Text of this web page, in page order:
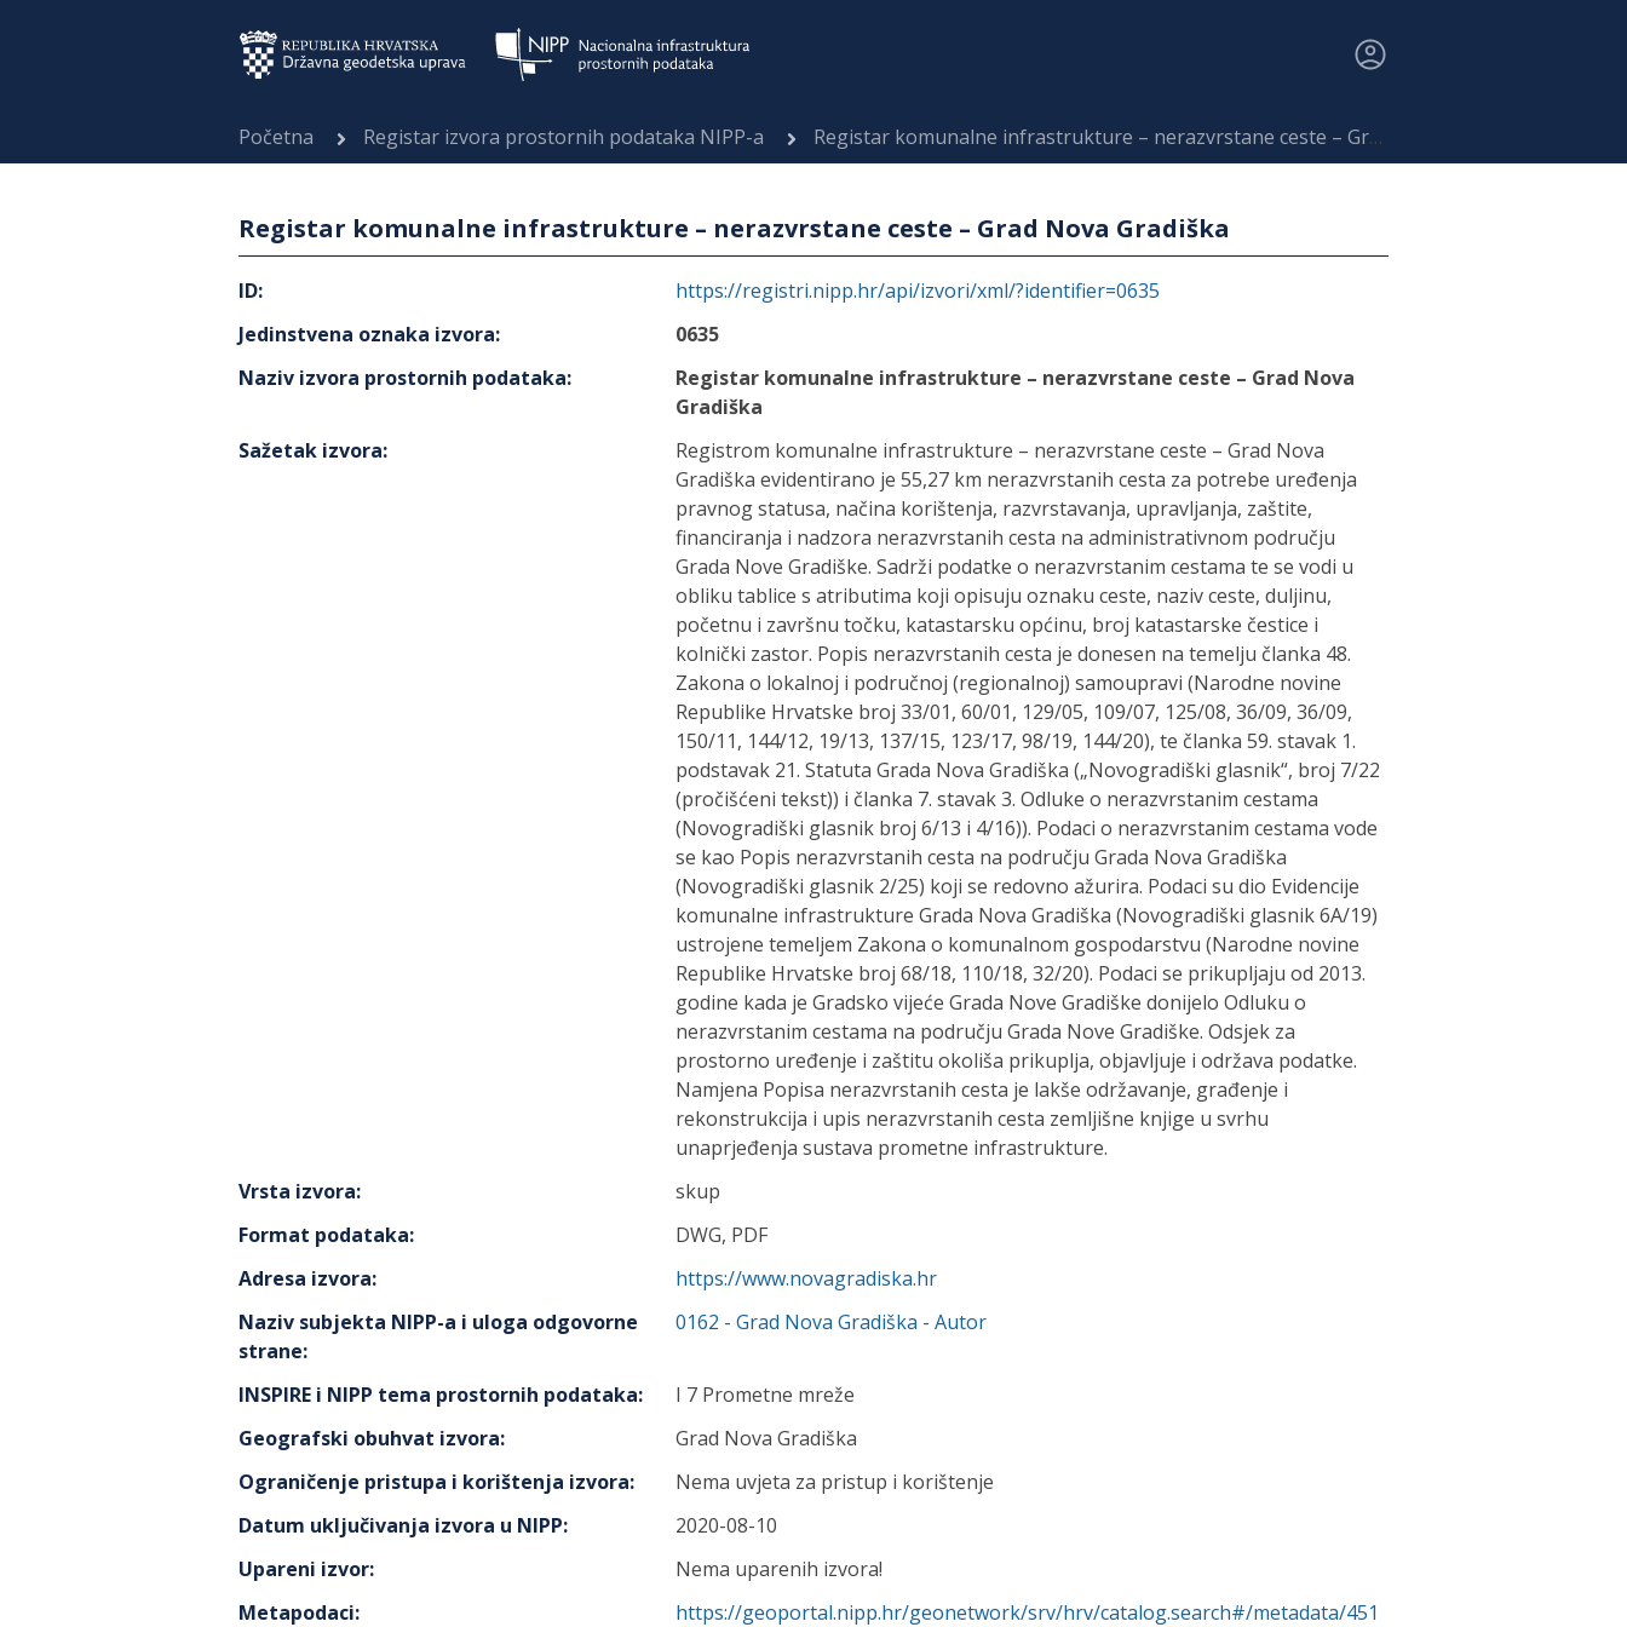
Početna Registar izvora prostornih podataka NIPP-a Registar komunalne infrastrukture – nerazvrstane ceste – Grad Nova Gradiška
Registar komunalne infrastrukture – nerazvrstane ceste – Grad Nova Gradiška
ID:
https://registri.nipp.hr/api/izvori/xml/?identifier=0635
Jedinstvena oznaka izvora:
0635
Naziv izvora prostornih podataka:
Registar komunalne infrastrukture – nerazvrstane ceste – Grad Nova
Gradiška
Sažetak izvora:
Registrom komunalne infrastrukture – nerazvrstane ceste – Grad Nova
Gradiška evidentirano je 55,27 km nerazvrstanih cesta za potrebe uređenja
pravnog statusa, načina korištenja, razvrstavanja, upravljanja, zaštite,
financiranja i nadzora nerazvrstanih cesta na administrativnom području
Grada Nove Gradiške. Sadrži podatke o nerazvrstanim cestama te se vodi u
obliku tablice s atributima koji opisuju oznaku ceste, naziv ceste, duljinu,
početnu i završnu točku, katastarsku općinu, broj katastarske čestice i
kolnički zastor. Popis nerazvrstanih cesta je donesen na temelju članka 48.
Zakona o lokalnoj i područnoj (regionalnoj) samoupravi (Narodne novine
Republike Hrvatske broj 33/01, 60/01, 129/05, 109/07, 125/08, 36/09, 36/09,
150/11, 144/12, 19/13, 137/15, 123/17, 98/19, 144/20), te članka 59. stavak 1.
podstavak 21. Statuta Grada Nova Gradiška („Novogradiški glasnik“, broj 7/22
(pročišćeni tekst)) i članka 7. stavak 3. Odluke o nerazvrstanim cestama
(Novogradiški glasnik broj 6/13 i 4/16)). Podaci o nerazvrstanim cestama vode
se kao Popis nerazvrstanih cesta na području Grada Nova Gradiška
(Novogradiški glasnik 2/25) koji se redovno ažurira. Podaci su dio Evidencije
komunalne infrastrukture Grada Nova Gradiška (Novogradiški glasnik 6A/19)
ustrojene temeljem Zakona o komunalnom gospodarstvu (Narodne novine
Republike Hrvatske broj 68/18, 110/18, 32/20). Podaci se prikupljaju od 2013.
godine kada je Gradsko vijeće Grada Nove Gradiške donijelo Odluku o
nerazvrstanim cestama na području Grada Nove Gradiške. Odsjek za
prostorno uređenje i zaštitu okoliša prikuplja, objavljuje i održava podatke.
Namjena Popisa nerazvrstanih cesta je lakše održavanje, građenje i
rekonstrukcija i upis nerazvrstanih cesta zemljišne knjige u svrhu
unaprjeđenja sustava prometne infrastrukture.
Vrsta izvora:
skup
Format podataka:
DWG, PDF
Adresa izvora:
https://www.novagradiska.hr
Naziv subjekta NIPP-a i uloga odgovorne
strane:
0162 - Grad Nova Gradiška - Autor
INSPIRE i NIPP tema prostornih podataka:
I 7 Prometne mreže
Geografski obuhvat izvora:
Grad Nova Gradiška
Ograničenje pristupa i korištenja izvora:
Nema uvjeta za pristup i korištenje
Datum uključivanja izvora u NIPP:
2020-08-10
Upareni izvor:
Nema uparenih izvora!
Metapodaci: https://geoportal.nipp.hr/geonetwork/srv/hrv/catalog.search#/metadata/451